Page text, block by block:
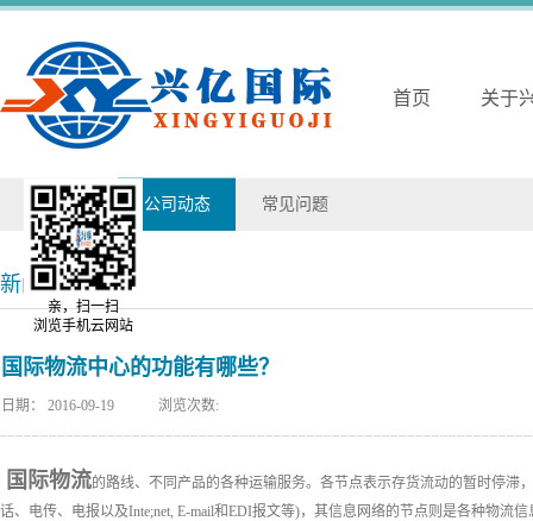
首页 关于
兴亿动态 公司动态 常见问题
新闻详情
国际物流中心的功能有哪些？
日期： 2016-09-19 浏览次数:
国际物流的路线、不同产品的各种运输服务。各节点表示存货流动的暂时停
话、电传、电报以及Inte;net, E-mail和EDI报文等)，其信息网络的节点则是各种物
亲，扫一扫
浏览手机云网站